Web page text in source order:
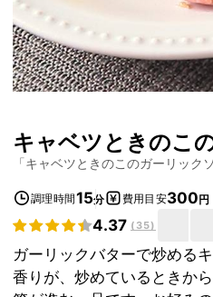
キャベツときのこ
「キャベツときのこのガーリック
調理時間15分 費用目安300円
4.37 ( 35)
ガーリックバターで炒める
香りが、炒めているときか